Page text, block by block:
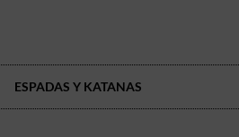
ESPADAS Y KATANAS